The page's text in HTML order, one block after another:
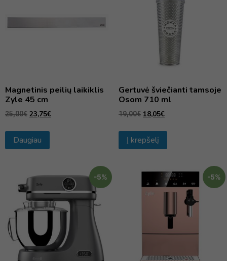
Magnetinis peilių laikiklis
Zyle 45 cm
25,00€ 23,75€
Daugiau
Gertuvė šviečianti tamsoje
Osom 710 ml
19,00€ 18,05€
Į krepšelį
-5% -5%